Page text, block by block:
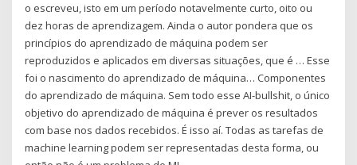
o escreveu, isto em um período notavelmente curto, oito ou
dez horas de aprendizagem. Ainda o autor pondera que os
princípios do aprendizado de máquina podem ser
reproduzidos e aplicados em diversas situações, que é … Esse
foi o nascimento do aprendizado de máquina… Componentes
do aprendizado de máquina. Sem todo esse AI-bullshit, o único
objetivo do aprendizado de máquina é prever os resultados
com base nos dados recebidos. É isso aí. Todas as tarefas de
machine learning podem ser representadas desta forma, ou